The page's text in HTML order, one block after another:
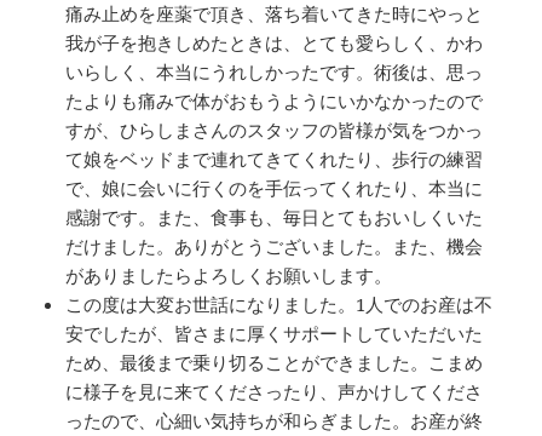
痛み止めを座薬で頂き、落ち着いてきた時にやっと
我が子を抱きしめたときは、とても愛らしく、かわ
いらしく、本当にうれしかったです。術後は、思っ
たよりも痛みで体がおもうようにいかなかったので
すが、ひらしまさんのスタッフの皆様が気をつかっ
て娘をベッドまで連れてきてくれたり、歩行の練習
で、娘に会いに行くのを手伝ってくれたり、本当に
感謝です。また、食事も、毎日とてもおいしくいた
だけました。ありがとうございました。また、機会
がありましたらよろしくお願いします。
この度は大変お世話になりました。1人でのお産は不
安でしたが、皆さまに厚くサポートしていただいた
ため、最後まで乗り切ることができました。こまめ
に様子を見に来てくださったり、声かけしてくださ
ったので、心細い気持ちが和らぎました。お産が終